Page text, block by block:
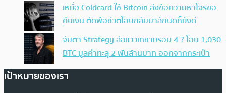
เหยื่อ Coldcard ใช้ Bitcoin ส่งข้อความหาโจรขอ
คืนเงิน ตัดพ้อชีวิตโอนกลับมาสักนิดก็ยังดี
จับตา Strategy ส่อแววเทขายรอบ 4 ? โอน 1,030
BTC มูลค่าทะลุ 2 พันล้านบาท ออกจากกระเป๋า
เป้าหมายของเรา